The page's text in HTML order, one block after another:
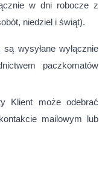
w dni robocze z
niedziel i świąt).
wysyłane wyłącznie
paczkomatów
Klient może odebrać
mailowym lub